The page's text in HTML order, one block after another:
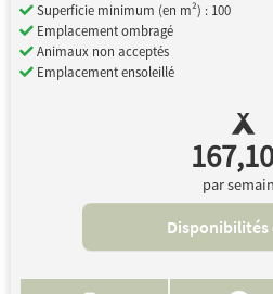
Superficie minimum (en m²) : 100
Emplacement ombragé
Animaux non acceptés
Emplacement ensoleillé
par
Disponibilités